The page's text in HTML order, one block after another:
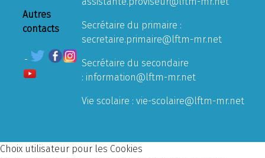
Autres
contacts
Secrétaire du primaire :
secretaire.primaire@lftm-mr.net
Secrétaire du secondaire
: information@lftm-mr.net
Vie scolaire : vie-scolaire@lftm-mr.net
Choix utilisateur pour les Cookies